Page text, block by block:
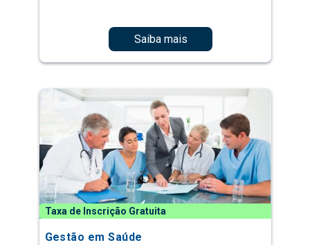
Saiba mais
Taxa de Inscrição Gratuita
Gestão em Saúde